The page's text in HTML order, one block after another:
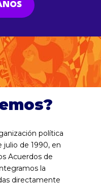
política
julio de 1990, en
Acuerdos de
la
directamente